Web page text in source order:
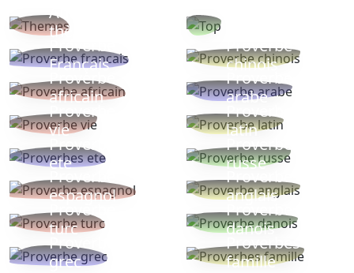
Autres
thèmes
Proverbe
Français
Proverbe
chinois
Proverbe
africain
Proverbe
arabe
Proverbe
vie
Proverbe
latin
Proverbes
ete
Proverbe
russe
Proverbe
espagnol
Proverbe
anglais
Proverbe
turc
Proverbe
danois
Proverbe
grec
Proverbes
famille